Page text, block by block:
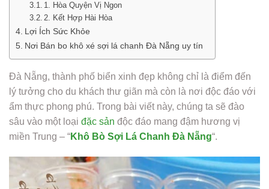
1. Hòa Quyện Vị Ngon
2. Kết Hợp Hài Hòa
Lợi Ích Sức Khỏe
Nơi Bán bo khô xé sợi lá chanh Đà Nẵng uy tín
Đà Nẵng, thành phố biển xinh đẹp không chỉ là điểm đến
lý tưởng cho du khách thư giãn mà còn là nơi độc đáo với
ẩm thực phong phú. Trong bài viết này, chúng ta sẽ đào
sâu vào một loại đặc sản độc đáo mang đậm hương vị
miền Trung – “Khô Bò Sợi Lá Chanh Đà Nẵng“.